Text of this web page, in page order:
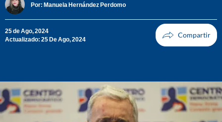
Por: Manuela Hernández Perdomo
25 de Ago, 2024
Actualizado: 25 De Ago, 2024